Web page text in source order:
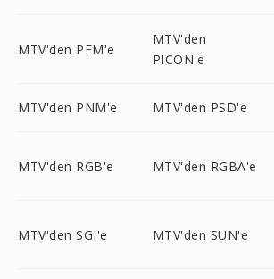
MTV'den PFM'e
MTV'den
PICON'e
MTV'den PNM'e MTV'den PSD'e
MTV'den RGB'e MTV'den RGBA'e
MTV'den SGI'e MTV'den SUN'e